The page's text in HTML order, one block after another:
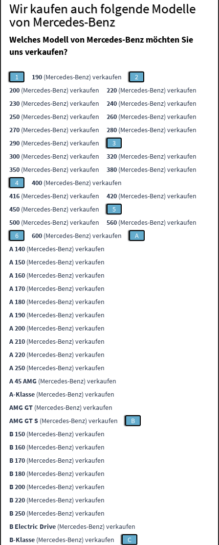
Wir kaufen auch folgende Modelle
von Mercedes-Benz
Welches Modell von Mercedes-Benz möchten Sie
uns verkaufen?
1 190 (Mercedes-Benz) verkaufen
2
200 (Mercedes-Benz) verkaufen 220 (Mercedes-Benz) verkaufen
230 (Mercedes-Benz) verkaufen 240 (Mercedes-Benz) verkaufen
250 (Mercedes-Benz) verkaufen 260 (Mercedes-Benz) verkaufen
270 (Mercedes-Benz) verkaufen 280 (Mercedes-Benz) verkaufen
290 (Mercedes-Benz) verkaufen
3
300 (Mercedes-Benz) verkaufen 320 (Mercedes-Benz) verkaufen
350 (Mercedes-Benz) verkaufen 380 (Mercedes-Benz) verkaufen
4
400 (Mercedes-Benz) verkaufen
416 (Mercedes-Benz) verkaufen 420 (Mercedes-Benz) verkaufen
450 (Mercedes-Benz) verkaufen
5
500 (Mercedes-Benz) verkaufen 560 (Mercedes-Benz) verkaufen
6
600 (Mercedes-Benz) verkaufen
A
A 140 (Mercedes-Benz) verkaufen
A 150 (Mercedes-Benz) verkaufen
A 160 (Mercedes-Benz) verkaufen
A 170 (Mercedes-Benz) verkaufen
A 180 (Mercedes-Benz) verkaufen
A 190 (Mercedes-Benz) verkaufen
A 200 (Mercedes-Benz) verkaufen
A 210 (Mercedes-Benz) verkaufen
A 220 (Mercedes-Benz) verkaufen
A 250 (Mercedes-Benz) verkaufen
A 45 AMG (Mercedes-Benz) verkaufen
A-Klasse (Mercedes-Benz) verkaufen
AMG GT (Mercedes-Benz) verkaufen
AMG GT S (Mercedes-Benz) verkaufen
B
B 150 (Mercedes-Benz) verkaufen
B 160 (Mercedes-Benz) verkaufen
B 170 (Mercedes-Benz) verkaufen
B 180 (Mercedes-Benz) verkaufen
B 200 (Mercedes-Benz) verkaufen
B 220 (Mercedes-Benz) verkaufen
B 250 (Mercedes-Benz) verkaufen
B Electric Drive (Mercedes-Benz) verkaufen
B-Klasse (Mercedes-Benz) verkaufen
C